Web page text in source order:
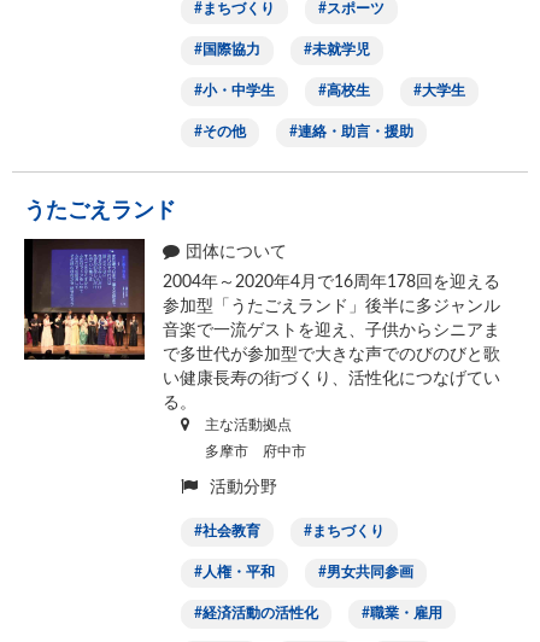
まちづくり スポーツ
国際協力 未就学児
小・中学生 高校生 大学生
その他 連絡・助言・援助
うたごえランド
団体について
2004年～2020年4月で16周年178回を迎える
参加型「うたごえランド」後半に多ジャンル
音楽で一流ゲストを迎え、子供からシニアま
で多世代が参加型で大きな声でのびのびと歌
い健康長寿の街づくり、活性化につなげてい
る。
主な活動拠点
多摩市 府中市
活動分野
社会教育 まちづくり
人権・平和 男女共同参画
経済活動の活性化 職業・雇用